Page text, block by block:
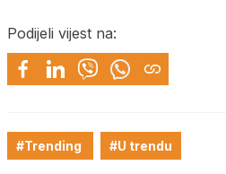
Podijeli vijest na:
#Trending #U trendu